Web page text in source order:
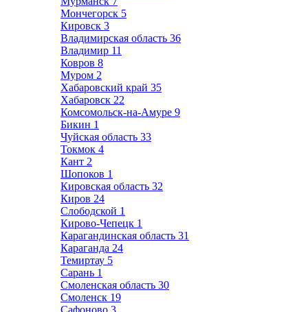
Мончегорск 5
Кировск 3
Владимирская область 36
Владимир 11
Ковров 8
Муром 2
Хабаровский край 35
Хабаровск 22
Комсомольск-на-Амуре 9
Бикин 1
Чуйская область 33
Токмок 4
Кант 2
Шопоков 1
Кировская область 32
Киров 24
Слободской 1
Кирово-Чепецк 1
Карагандинская область 31
Караганда 24
Темиртау 5
Сарань 1
Смоленская область 30
Смоленск 19
Сафоново 3